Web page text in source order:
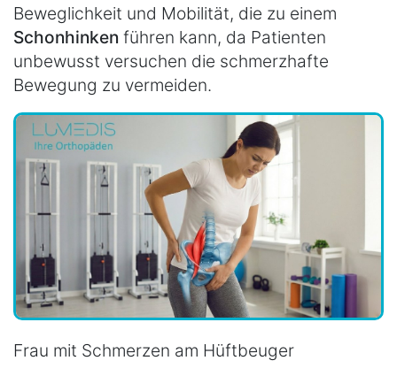
Beweglichkeit und Mobilität, die zu einem
Schonhinken führen kann, da Patienten
unbewusst versuchen die schmerzhafte
Bewegung zu vermeiden.
Frau mit Schmerzen am Hüftbeuger